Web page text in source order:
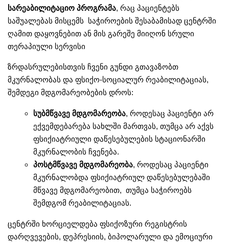
სარეაბილიტაციო პროგრამა, რაც პაციენტებს
საშუალებას მისცემს საჭიროების შესაბამისად ცენტრში
ღამით დაყოვნებით ან მის გარეშე მიიღონ სრული
თერაპიული სერვისი
ზრდასრულებისთვის ჩვენი გუნდი გთავაზობთ
მკურნალობას და ფსიქო-სოციალურ რეაბილიტაციას,
შემდეგი მდგომარეობების დროს:
სუბმწვავე მდგომარეობა, როდესაც პაციენტი არ
ექვემდებარება სახლში მართვას, თუმცა არ აქვს
ფსიქიატრიული დაწესებულების სტაციონარში
მკურნალობის ჩვენება.
პოსტმწვავე მდგომარეობა, როდესაც პაციენტი
მკურნალობდა ფსიქიატრიულ დაწესებულებაში
მწვავე მდგომარეობით, თუმცა საჭიროებს
შემდგომ რეაბილიტაციას.
ცენტრში ხორციელდება ფსიქოზური რეგისტრის
დარღვევების, დეპრესიის, ბიპოლარული და ემოციური